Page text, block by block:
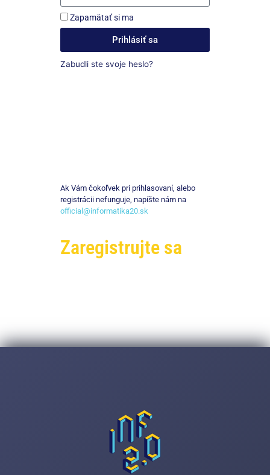
Zapamätať si ma
Prihlásiť sa
Zabudli ste svoje heslo?
Ak Vám čokoľvek pri prihlasovaní, alebo
registrácii nefunguje, napíšte nám na
official@informatika20.sk
Zaregistrujte sa